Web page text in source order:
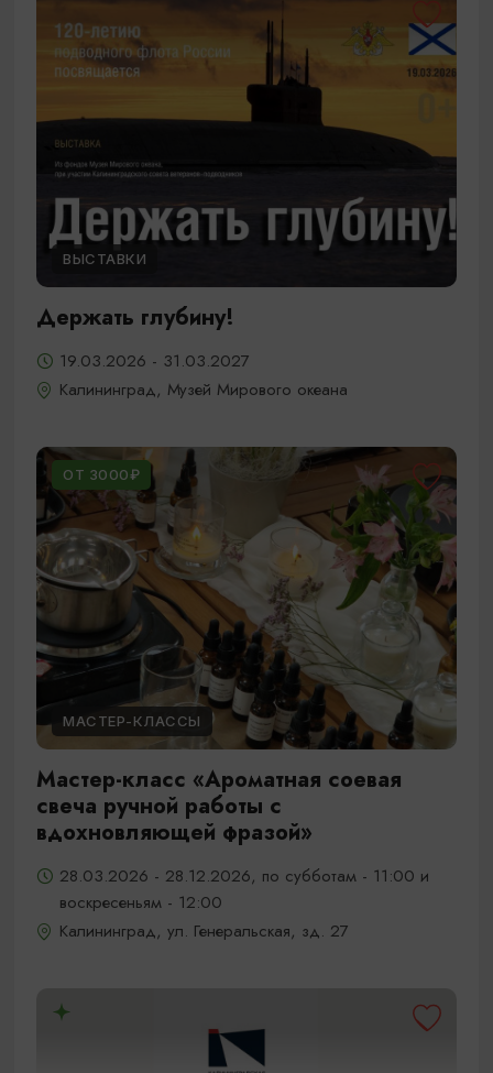
ВЫСТАВКИ
Держать глубину!
19.03.2026 - 31.03.2027
Калининград, Музей Мирового океана
ОТ 3000₽
МАСТЕР-КЛАССЫ
Мастер-класс «Ароматная соевая
свеча ручной работы с
вдохновляющей фразой»
28.03.2026 - 28.12.2026, по субботам - 11:00 и
воскресеньям - 12:00
Калининград, ул. Генеральская, зд. 27